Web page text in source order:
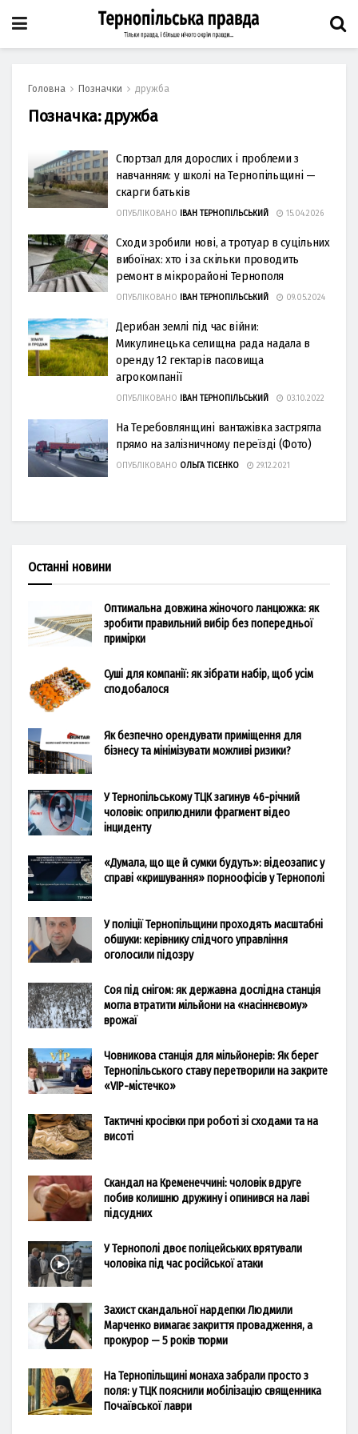
Головна Позначки дружба
Позначка:дружба
Спортзал для дорослих і проблеми з
навчанням: у школі на Тернопільщині —
скарги батьків
ОПУБЛІКОВАНО ІВАН ТЕРНОПІЛЬСЬКИЙ 15.04.2026
Сходи зробили нові, а тротуар в суцільних
вибоїнах: хто і за скільки проводить
ремонт в мікрорайоні Тернополя
ОПУБЛІКОВАНО ІВАН ТЕРНОПІЛЬСЬКИЙ 09.05.2024
Дерибан землі під час війни:
Микулинецька селищна рада надала в
оренду 12 гектарів пасовища
агрокомпанії
ОПУБЛІКОВАНО ІВАН ТЕРНОПІЛЬСЬКИЙ 03.10.2022
На Теребовлянщині вантажівка застрягла
прямо на залізничному переїзді (Фото)
ОПУБЛІКОВАНО ОЛЬГА ТІСЕНКО 29.12.2021
Останні новини
Оптимальна довжина жіночого ланцюжка: як
зробити правильний вибір без попередньої
примірки
Суші для компанії: як зібрати набір, щоб усім
сподобалося
Як безпечно орендувати приміщення для
бізнесу та мінімізувати можливі ризики?
У Тернопільському ТЦК загинув 46-річний
чоловік: оприлюднили фрагмент відео
інциденту
«Думала, що ще й сумки будуть»: відеозапис у
справі «кришування» порноофісів у Тернополі
У поліції Тернопільщини проходять масштабні
обшуки: керівнику слідчого управління
оголосили підозру
Соя під снігом: як державна дослідна станція
могла втратити мільйони на «насіннєвому»
врожаї
Човникова станція для мільйонерів: Як берег
Тернопільського ставу перетворили на закрите
«VIP-містечко»
Тактичні кросівки при роботі зі сходами та на
висоті
Скандал на Кременеччині: чоловік вдруге
побив колишню дружину і опинився на лаві
підсудних
У Тернополі двоє поліцейських врятували
чоловіка під час російської атаки
Захист скандальної нардепки Людмили
Марченко вимагає закриття провадження, а
прокурор — 5 років тюрми
На Тернопільщині монаха забрали просто з
поля: у ТЦК пояснили мобілізацію священника
Почаївської лаври